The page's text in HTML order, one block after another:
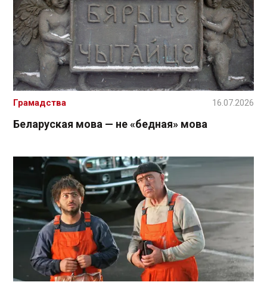
Беларуская мова — не «бедная» мова
Грамадства 16.07.2026